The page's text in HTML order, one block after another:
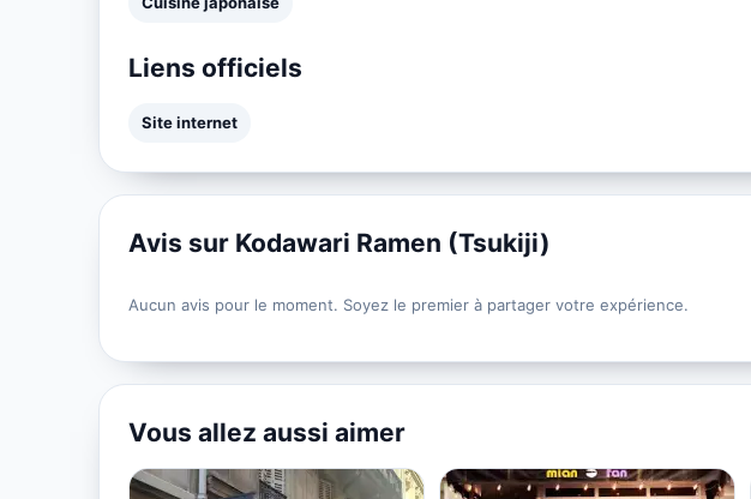
Liens officiels
Site internet
Avis sur Kodawari Ramen (Tsukiji)
Aucun avis pour le moment. Soyez le premier à partager votre expérience.
Vous allez aussi aimer